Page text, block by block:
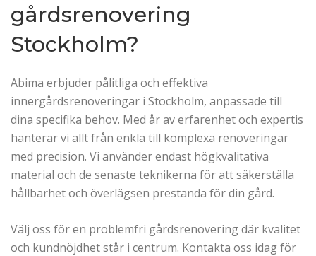
gårdsrenovering
Stockholm?
Abima erbjuder pålitliga och effektiva
innergårdsrenoveringar i Stockholm, anpassade till
dina specifika behov. Med år av erfarenhet och expertis
hanterar vi allt från enkla till komplexa renoveringar
med precision. Vi använder endast högkvalitativa
material och de senaste teknikerna för att säkerställa
hållbarhet och överlägsen prestanda för din gård.
Välj oss för en problemfri gårdsrenovering där kvalitet
och kundnöjdhet står i centrum. Kontakta oss idag för